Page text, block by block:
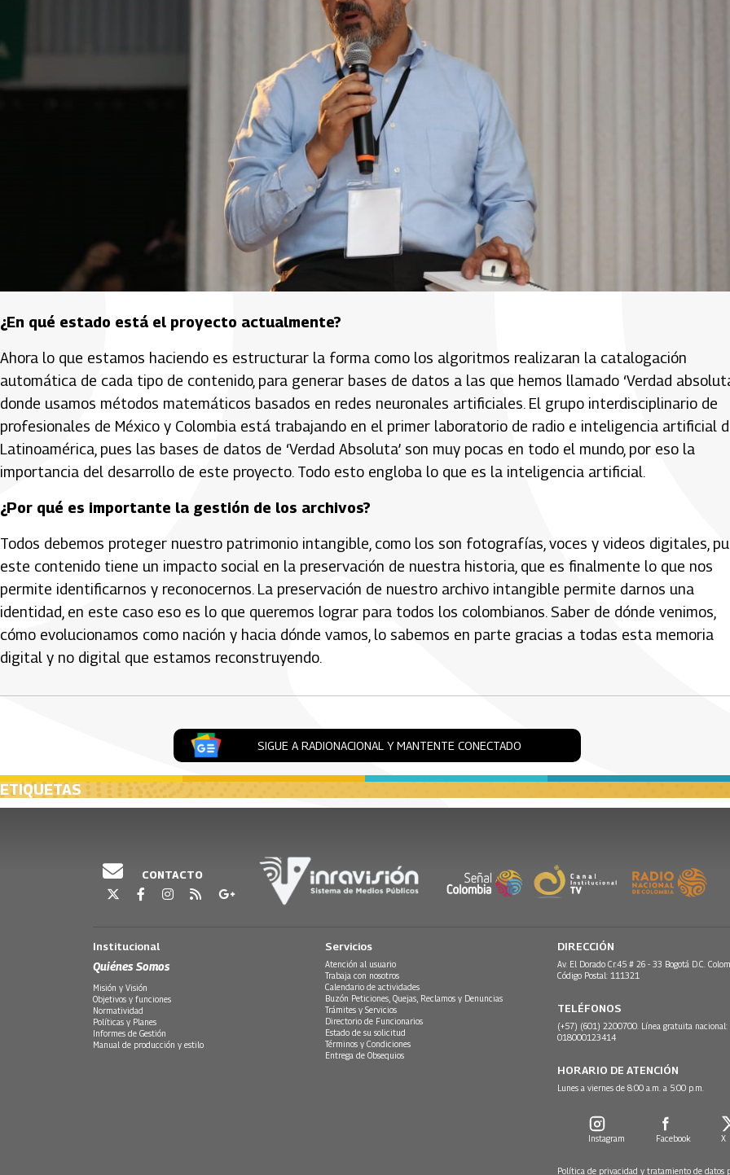
¿En qué estado está el proyecto actualmente?
Ahora lo que estamos haciendo es estructurar la forma como los algoritmos realizaran la catalogación
automática de cada tipo de contenido, para generar bases de datos a las que hemos llamado ‘Verdad
donde usamos métodos matemáticos basados en redes neuronales artificiales. El grupo interdisciplinario de
profesionales de México y Colombia está trabajando en el primer laboratorio de radio e inteligencia artificial
Latinoamérica, pues las bases de datos de ‘Verdad Absoluta’ son muy pocas en todo el mundo, por eso la
importancia del desarrollo de este proyecto. Todo esto engloba lo que es la inteligencia artificial.
¿Por qué es importante la gestión de los archivos?
Todos debemos proteger nuestro patrimonio intangible, como los son fotografías, voces y videos digitales,
este contenido tiene un impacto social en la preservación de nuestra historia, que es finalmente lo que nos
permite identificarnos y reconocernos. La preservación de nuestro archivo intangible permite darnos una
identidad, en este caso eso es lo que queremos lograr para todos los colombianos. Saber de dónde venimos,
cómo evolucionamos como nación y hacia dónde vamos, lo sabemos en parte gracias a todas esta memoria
digital y no digital que estamos reconstruyendo.
SIGUE A RADIONACIONAL Y MANTENTE CONECTADO
ETIQUETAS
CONTACTO
Institucional
Quiénes Somos
Misión y Visión
Objetivos y funciones
Normatividad
Políticas y Planes
Informes de Gestión
Manual de producción y estilo
Servicios
Atención al usuario
Trabaja con nosotros
Calendario de actividades
Buzón Peticiones, Quejas, Reclamos y Denuncias
Trámites y Servicios
Directorio de Funcionarios
Estado de su solicitud
Términos y Condiciones
Entrega de Obsequios
DIRECCIÓN
Av. El Dorado Cr.45 # 26 - 33 Bogotá D.C.
Código Postal: 111321
TELÉFONOS
(+57) (601) 2200700. Línea gratuita nacional:
018000123414
HORARIO DE ATENCIÓN
Lunes a viernes de 8:00 a.m. a 5:00 p.m.
Instagram Facebook X
Política de privacidad y tratamiento de datos